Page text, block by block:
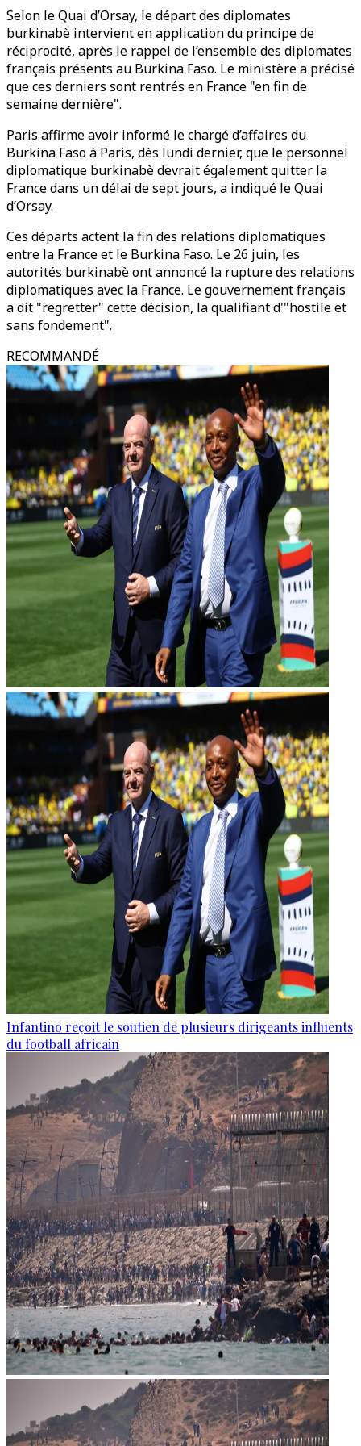
Selon le Quai d’Orsay, le départ des diplomates
burkinabè intervient en application du principe de
réciprocité, après le rappel de l’ensemble des diplomates
français présents au Burkina Faso. Le ministère a précisé
que ces derniers sont rentrés en France "en fin de
semaine dernière".
Paris affirme avoir informé le chargé d’affaires du
Burkina Faso à Paris, dès lundi dernier, que le personnel
diplomatique burkinabè devrait également quitter la
France dans un délai de sept jours, a indiqué le Quai
d’Orsay.
Ces départs actent la fin des relations diplomatiques
entre la France et le Burkina Faso. Le 26 juin, les
autorités burkinabè ont annoncé la rupture des relations
diplomatiques avec la France. Le gouvernement français
a dit "regretter" cette décision, la qualifiant d'"hostile et
sans fondement".
RECOMMANDÉ
Infantino reçoit le soutien de plusieurs dirigeants influents
du football africain